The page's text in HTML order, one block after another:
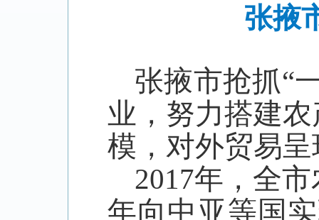
张掖
张掖市抢抓“
业，努力搭建
模，对外贸易
2017年，全
年向中亚等国